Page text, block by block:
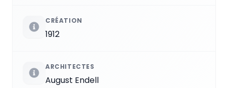
CRÉATION
1912
ARCHITECTES
August Endell